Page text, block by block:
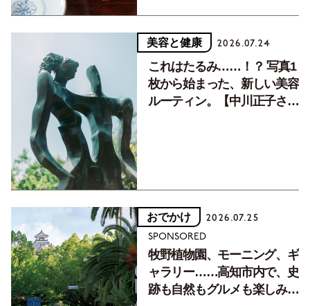
美容と健康 2026.07.24
これはたるみ……！？ 写真1
枚から始まった、新しい美容
ルーティン。【中川正子さん
おでかけ 2026.07.25
SPONSORED
牧野植物園、モーニング、ギ
ャラリー……高知市内で、史
跡も自然もグルメも楽しみ尽